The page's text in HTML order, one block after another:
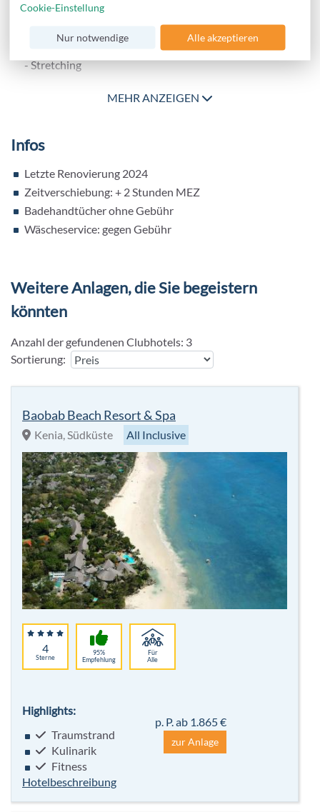
Fitness
- Stretching
- Golf (gegen Gebühr)
- Tennis: (gegen Gebühr)
Wassersport
- Schnorcheln
- Tauchen: (gegen Gebühr)
MEHR ANZEIGEN
Infos
Letzte Renovierung 2024
Zeitverschiebung: + 2 Stunden MEZ
Badehandtücher ohne Gebühr
Wäscheservice: gegen Gebühr
Weitere Anlagen, die Sie begeistern
könnten
Anzahl der gefundenen Clubhotels: 3
Sortierung:
Baobab Beach Resort & Spa
Kenia, Südküste All Inclusive
4
Sterne
95%
Empfehlung
Für
Alle
Highlights:
Traumstrand
Kulinarik
Fitness
Hotelbeschreibung
p. P. ab 1.865 €
zur Anlage
Cookie-Einstellung
Nur notwendige Alle akzeptieren